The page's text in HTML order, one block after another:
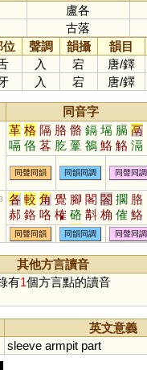
盧各
古落
位 聲調 韻攝 韻目
入 宕 唐/鐸
入 宕 唐/鐸
同音字
革 格 隔 胳 骼 鎘 塥 膈 鬲
嗝 佫 茖 肐 鞷 鵅 鮥 觡 滆
同聲同韻 同韻同調 同聲同調
各 較 角 覺 腳 閣 閤 擱 胳
郝 鉻 咯 榷 硌 斠 桷 傕 鮥
搉 肐 虼 捔 玨
同聲同韻 同韻同調 同聲同調
其他方言讀音
有1個方言點的讀音
英文意義
sleeve armpit part